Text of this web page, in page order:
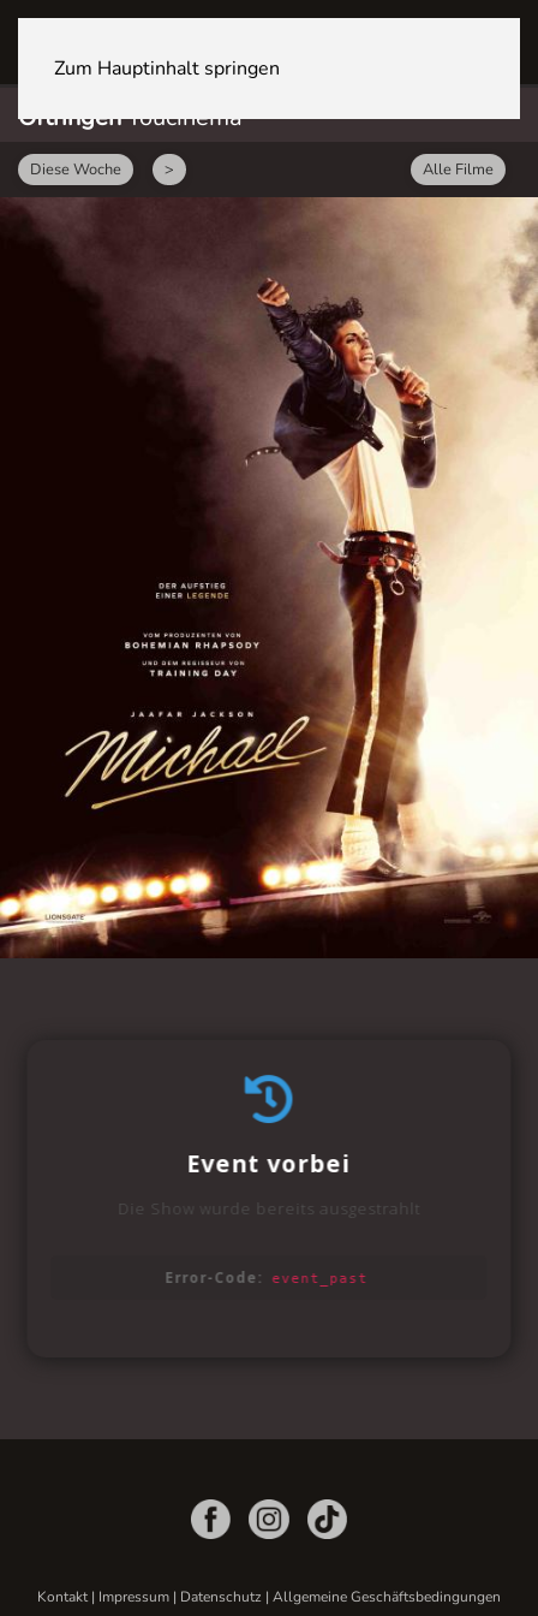
Zum Hauptinhalt springen
OftringenYoucinema
Diese Woche > Alle Filme
Kontakt| Impressum | Datenschutz | Allgemeine Geschäftsbedingungen